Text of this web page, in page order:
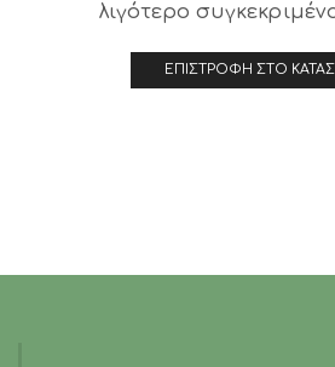
λιγότερο
ΕΠΙΣΤΡΟΦΉ ΣΤΟ